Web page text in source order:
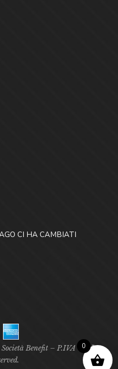
CI HA CAMBIATI
Benefit – P.IVA –P.Iva
0